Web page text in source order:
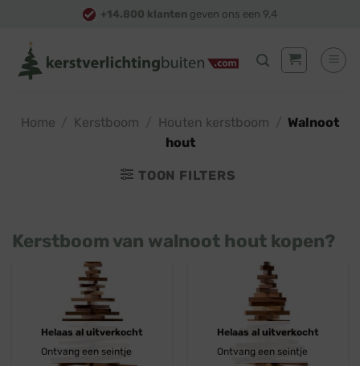
content
+14.800 klanten geven ons een 9,4
Home Kerstboom Houten kerstboom
Walnoot
hout
TOON FILTERS
Kerstboom van walnoot hout kopen?
Helaas al uitverkocht
Ontvang een seintje
Helaas al uitverkocht
Ontvang een seintje